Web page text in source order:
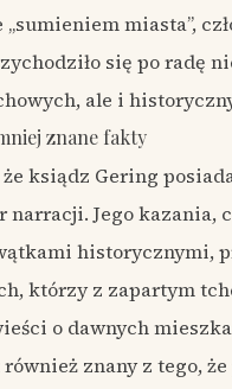
miasta”,
się po radę
ale i
znane fakty
ksiądz Gering
narracji. Jego kazania,
historycznymi,
którzy z zapartym
o dawnych
również znany z tego,